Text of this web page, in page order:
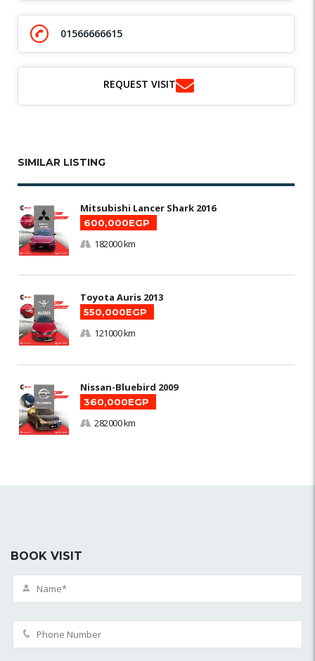
01566666615
REQUEST VISIT
SIMILAR LISTING
Mitsubishi Lancer Shark 2016
600,000EGP
182000 km
Toyota Auris 2013
550,000EGP
121000 km
Nissan-Bluebird 2009
360,000EGP
282000 km
BOOK VISIT